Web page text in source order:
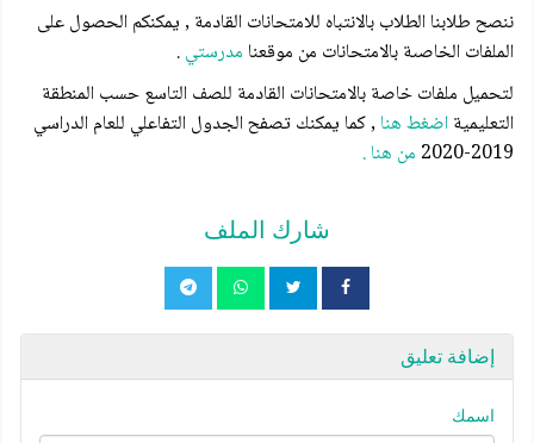
ننصح طلابنا الطلاب بالانتباه للامتحانات القادمة , يمكنكم الحصول على
الملفات الخاصىة بالامتحانات من موقعنا مدرستي.
لتحميل ملفات خاصة بالامتحانات القادمة للصف التاسع حسب المنطقة
التعليمية اضغط هنا, كما يمكنك تصفح الجدول التفاعلي للعام الدراسي
2019-2020
من هنا .
شارك الملف
إضافة تعليق
اسمك